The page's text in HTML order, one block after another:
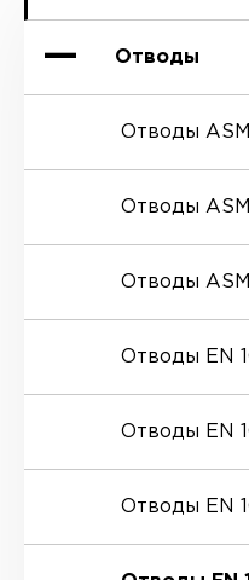
Отводы
Отводы
Отводы
Отводы
Отводы EN
Отводы EN
Отводы EN